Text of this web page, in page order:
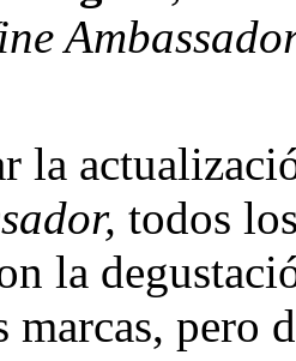
la
todos
la
marcas, pero